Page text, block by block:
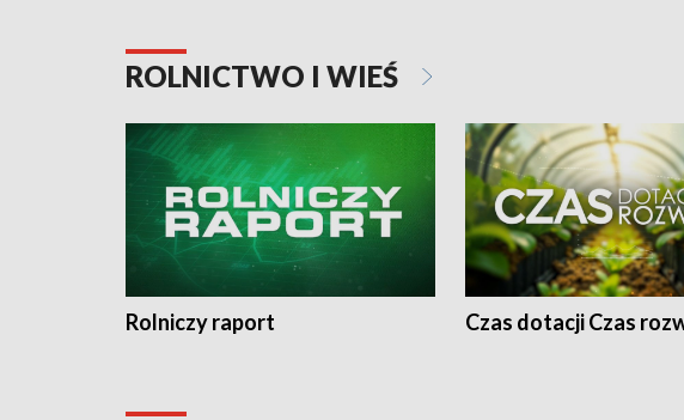
ROLNICTWO I WIEŚ
Rolniczy raport Czas dotacji Czas